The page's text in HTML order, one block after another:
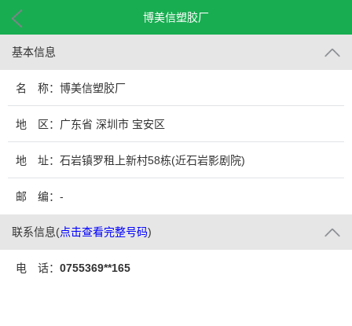
博美信塑胶厂
基本信息
名 称：博美信塑胶厂
地 区：广东省 深圳市 宝安区
地 址：石岩镇罗租上新村58栋(近石岩影剧院)
邮 编：-
联系信息(点击查看完整号码)
电 话： 0755369**165